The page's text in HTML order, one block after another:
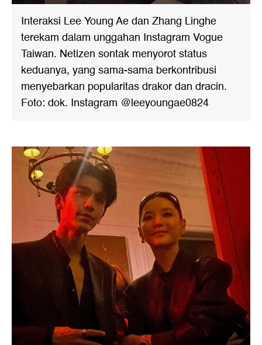
Interaksi Lee Young Ae dan Zhang Linghe
terekam dalam unggahan Instagram Vogue
Taiwan. Netizen sontak menyorot status
keduanya, yang sama-sama berkontribusi
menyebarkan popularitas drakor dan dracin.
Foto: dok. Instagram @leeyoungae0824